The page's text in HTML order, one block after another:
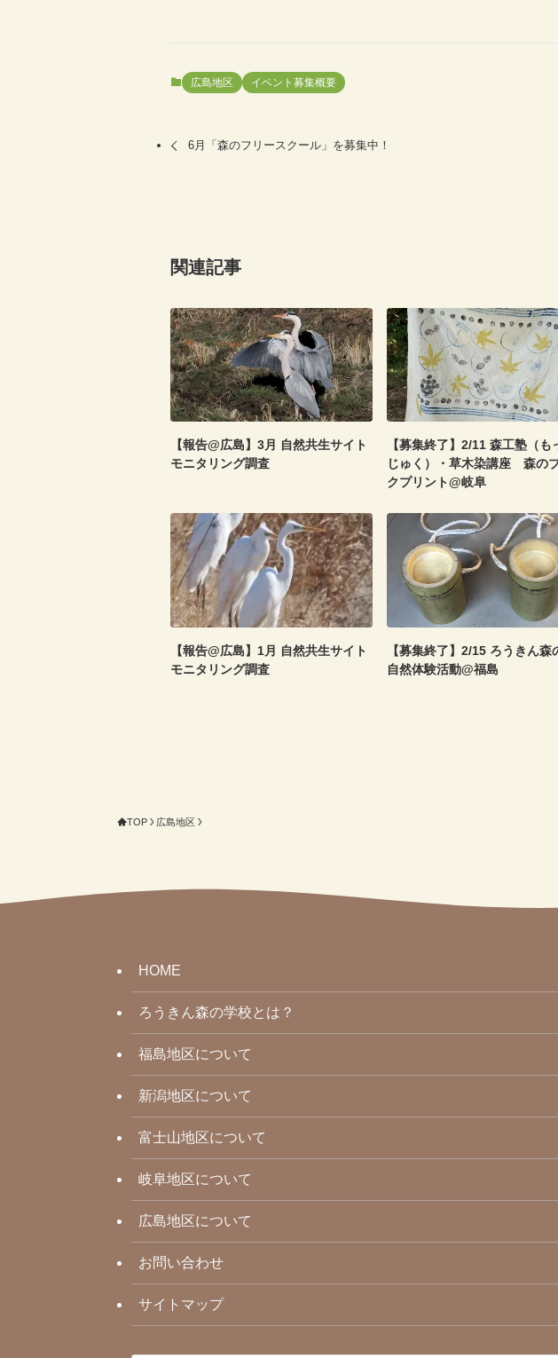
広島地区 イベント募集概要
6月「森のフリースクール」を募集中！
関連記事
【報告@広島】3月 自然共生サイト
モニタリング調査
【募集終了】2/11 森工塾（も
じゅく）・草木染講座 森の
クプリント@岐阜
【報告@広島】1月 自然共生サイト
モニタリング調査
【募集終了】2/15 ろうきん森
自然体験活動@福島
TOP 広島地区
HOME
ろうきん森の学校とは？
福島地区について
新潟地区について
富士山地区について
岐阜地区について
広島地区について
お問い合わせ
サイトマップ